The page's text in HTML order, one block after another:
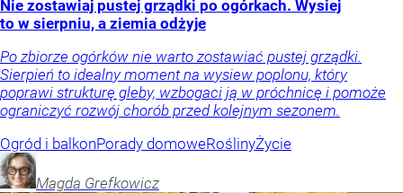
Nie zostawiaj pustej grządki po ogórkach. Wysiej
to w sierpniu, a ziemia odżyje
Po zbiorze ogórków nie warto zostawiać pustej grządki.
Sierpień to idealny moment na wysiew poplonu, który
poprawi strukturę gleby, wzbogaci ją w próchnicę i pomoże
ograniczyć rozwój chorób przed kolejnym sezonem.
Ogród i balkonPorady domoweRoślinyŻycie
Magda Grefkowicz